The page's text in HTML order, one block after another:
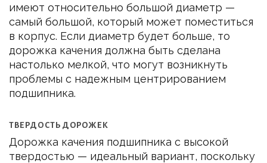
имеют относительно большой диаметр —
самый большой, который может поместиться
в корпус. Если диаметр будет больше, то
дорожка качения должна быть сделана
настолько мелкой, что могут возникнуть
проблемы с надежным центрированием
подшипника.
ТВЕРДОСТЬ ДОРОЖЕК
Дорожка качения подшипника с высокой
твердостью — идеальный вариант, поскольку